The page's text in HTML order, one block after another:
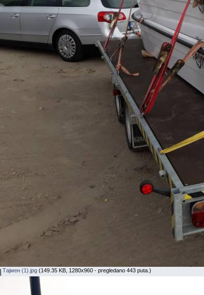
Тајмен (1).jpg(149.35 KB, 1280x960 - pregledano 443 puta.)